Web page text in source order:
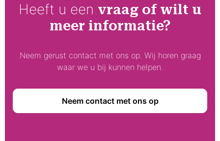
Heeft u een vraag of wilt u
meer informatie?
Neem gerust contact met ons op. Wij horen graag
waar we u bij kunnen helpen.
Neem contact met ons op